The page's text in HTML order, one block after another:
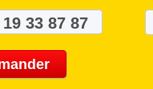
33 87 87